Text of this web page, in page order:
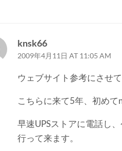
knsk66
2009年4月11日 AT 11:05 AM
ウェブサイト参考にさせ
こちらに来て5年、初めて
早速UPSストアに電話し
行って来ます。